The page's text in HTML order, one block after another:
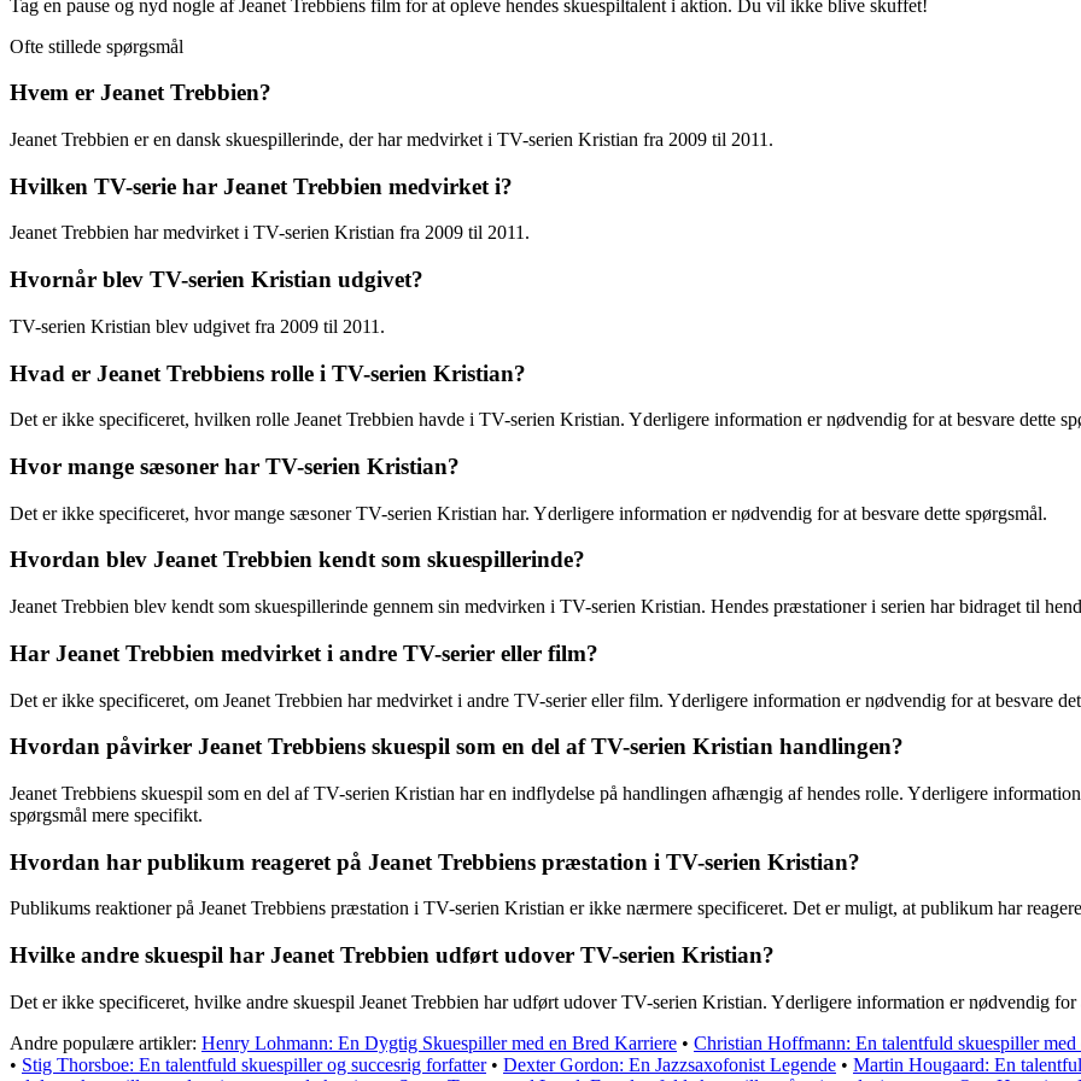
Tag en pause og nyd nogle af Jeanet Trebbiens film for at opleve hendes skuespiltalent i aktion. Du vil ikke blive skuffet!
Ofte stillede spørgsmål
Hvem er Jeanet Trebbien?
Jeanet Trebbien er en dansk skuespillerinde, der har medvirket i TV-serien Kristian fra 2009 til 2011.
Hvilken TV-serie har Jeanet Trebbien medvirket i?
Jeanet Trebbien har medvirket i TV-serien Kristian fra 2009 til 2011.
Hvornår blev TV-serien Kristian udgivet?
TV-serien Kristian blev udgivet fra 2009 til 2011.
Hvad er Jeanet Trebbiens rolle i TV-serien Kristian?
Det er ikke specificeret, hvilken rolle Jeanet Trebbien havde i TV-serien Kristian. Yderligere information er nødvendig for at besvare dette
Hvor mange sæsoner har TV-serien Kristian?
Det er ikke specificeret, hvor mange sæsoner TV-serien Kristian har. Yderligere information er nødvendig for at besvare dette spørgsmål.
Hvordan blev Jeanet Trebbien kendt som skuespillerinde?
Jeanet Trebbien blev kendt som skuespillerinde gennem sin medvirken i TV-serien Kristian. Hendes præstationer i serien har bidraget til
Har Jeanet Trebbien medvirket i andre TV-serier eller film?
Det er ikke specificeret, om Jeanet Trebbien har medvirket i andre TV-serier eller film. Yderligere information er nødvendig for at besvare
Hvordan påvirker Jeanet Trebbiens skuespil som en del af TV-serien Kristian handlingen?
Jeanet Trebbiens skuespil som en del af TV-serien Kristian har en indflydelse på handlingen afhængig af hendes rolle. Yderligere
spørgsmål mere specifikt.
Hvordan har publikum reageret på Jeanet Trebbiens præstation i TV-serien Kristian?
Publikums reaktioner på Jeanet Trebbiens præstation i TV-serien Kristian er ikke nærmere specificeret. Det er muligt, at publikum har
Hvilke andre skuespil har Jeanet Trebbien udført udover TV-serien Kristian?
Det er ikke specificeret, hvilke andre skuespil Jeanet Trebbien har udført udover TV-serien Kristian. Yderligere information er nødvendig for
Andre populære artikler: Henry Lohmann: En Dygtig Skuespiller med en Bred Karriere • Christian Hoffmann: En talentfuld skuespiller med
• Stig Thorsboe: En talentfuld skuespiller og succesrig forfatter• Dexter Gordon: En Jazzsaxofonist Legende • Martin Hougaard: En